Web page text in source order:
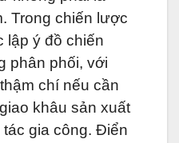
Trong chiến lược
lập ý đồ chiến
phân phối, với
chí nếu cần
khâu sản xuất
tác gia công. Điển